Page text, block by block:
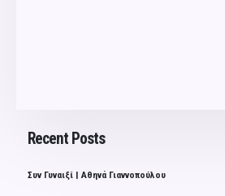
Recent Posts
Συν Γυναιξί | Αθηνά Γιαννοπούλου